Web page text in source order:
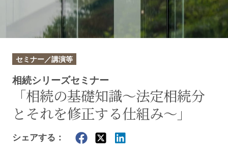
セミナー／講演等
相続シリーズセミナー
「相続の基礎知識～法定相続分
とそれを修正する仕組み～」
シェアする：